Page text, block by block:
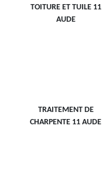
TOITURE ET TUILE 11
AUDE
TRAITEMENT DE
CHARPENTE 11 AUDE